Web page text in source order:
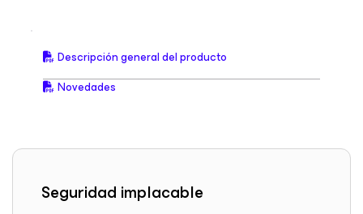
Descripción general del producto
Novedades
Seguridad implacable